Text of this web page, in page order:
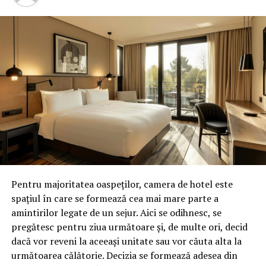
h) Scaunul Micloşoara-Brăduţ (Miklósvăr-Bardoc)
(Miklósvăr-Bardocszćk), care cuprinde localităţile
aparţinătoare, având reşedinţa la Baraolt (Barót)”, arată
iniţiativa legislativă a deputaţilor UDMR.
Unde scrie in legea fundamentala despre „scaune” ca
unitate administrativ teritoriala. Dar unde se stipuleaza
ca in Romania pot lua nastere „Regiuni Autonome”?!
UN CADOU ASORTAT LA CRAVATA DVS – Uitati-va la
Klaus Iohannis cum ranjea de placere cand votantii lui i-
au daruit steagul Tinutului Secuiesc. Presedintele a venit
la eveniment cu cravata de culoare bleu secuiesc, aspect
Pentru majoritatea oaspeților, camera de hotel este
spațiul în care se formează cea mai mare parte a
amintirilor legate de un sejur. Aici se odihnesc, se
pregătesc pentru ziua următoare și, de multe ori, decid
dacă vor reveni la aceeași unitate sau vor căuta alta la
următoarea călătorie. Decizia se formează adesea din